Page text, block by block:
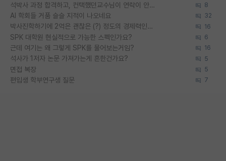
석박사 과정 합격하고, 컨택했던교수님이 연락이 안됩니다... 8
AI 학회들 거품 슬슬 지적이 나오네요 32
박사진학하기에 2억은 괜찮은 (?) 정도의 경제력인가요 16
SPK 대학원 현실적으로 가능한 스펙인가요? 6
근데 여기는 왜 그렇게 SPK를 물어보는거임? 16
석사가 1저자 논문 가져가는게 흔한건가요? 5
면접 복장 5
편입생 학부연구생 질문 7